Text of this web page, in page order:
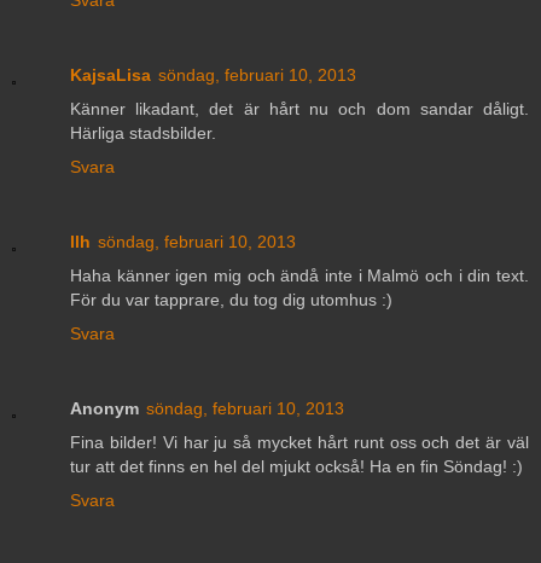
KajsaLisa söndag, februari 10, 2013
Känner likadant, det är hårt nu och dom sandar dåligt.
Härliga stadsbilder.
Svara
llh söndag, februari 10, 2013
Haha känner igen mig och ändå inte i Malmö och i din text.
För du var tapprare, du tog dig utomhus :)
Svara
Anonym söndag, februari 10, 2013
Fina bilder! Vi har ju så mycket hårt runt oss och det är väl
tur att det finns en hel del mjukt också! Ha en fin Söndag! :)
Svara